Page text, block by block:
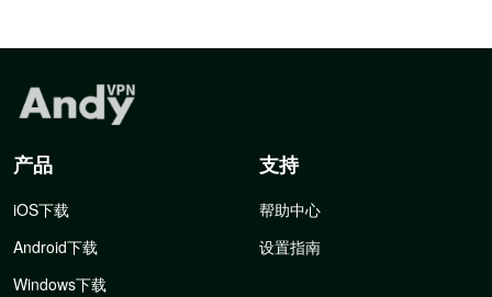
产品
iOS下载
Android下载
Windows下载
支持
帮助中心
设置指南